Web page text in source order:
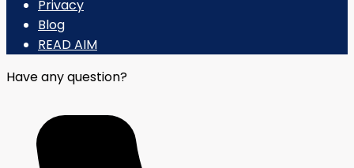
Privacy
Blog
READ AIM
Have any question?